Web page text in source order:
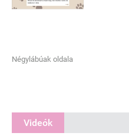
Négylábúak oldala
Videók